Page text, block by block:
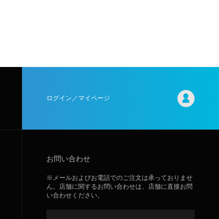
ログイン／マイページ
お問い合わせ
※メールおよびお電話でのご注文は承っておりませ
ん。店舗に関するお問い合わせは、店舗に直接お問
い合わせください。